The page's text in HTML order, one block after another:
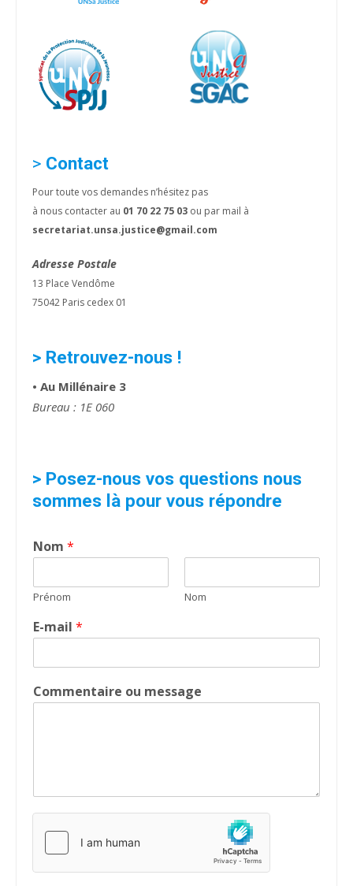
> Contact
Pour toute vos demandes n’hésitez pas
à nous contacter au 01 70 22 75 03 ou par mail à
secretariat.unsa.justice@gmail.com
Adresse Postale
13 Place Vendôme
75042 Paris cedex 01
> Retrouvez-nous !
• Au Millénaire 3
Bureau : 1E 060
> Posez-nous vos questions nous
sommes là pour vous répondre
Nom *
Prénom Nom
E-mail *
Commentaire ou message